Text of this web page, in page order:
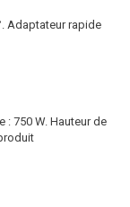
Adaptateur rapide
: 750 W. Hauteur de